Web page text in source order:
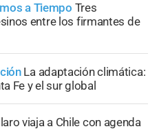
a Tiempo Tres
entre los firmantes de
La adaptación climática:
Fe y el sur global
viaja a Chile con agenda